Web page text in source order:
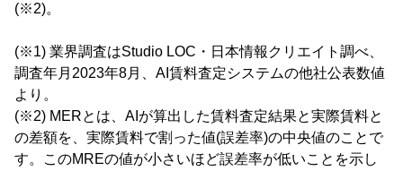
(※2)。
(※1) 業界調査はStudio LOC・日本情報クリエイト調べ、
調査年月2023年8月、AI賃料査定システムの他社公表数値
より。
(※2) MERとは、AIが算出した賃料査定結果と実際賃料と
の差額を、実際賃料で割った値(誤差率)の中央値のことで
す。このMREの値が小さいほど誤差率が低いことを示し